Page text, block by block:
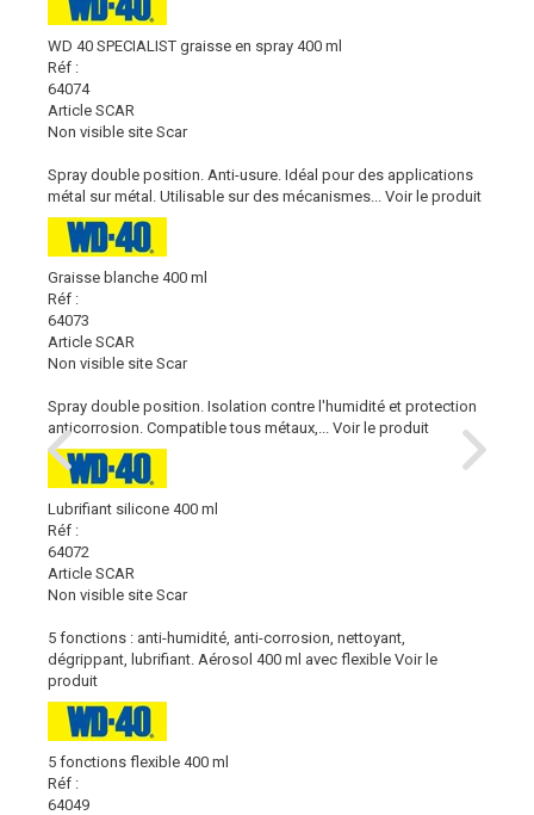
WD 40 SPECIALIST graisse en spray 400 ml
Réf :
64074
Article SCAR
Non visible site Scar
Spray double position. Anti-usure. Idéal pour des applications
métal sur métal. Utilisable sur des mécanismes...
Voir le produit
Graisse blanche 400 ml
Réf :
64073
Article SCAR
Non visible site Scar
Spray double position. Isolation contre l'humidité et protection
anticorrosion. Compatible tous métaux,...
Voir le produit
Lubrifiant silicone 400 ml
Réf :
64072
Article SCAR
Non visible site Scar
5 fonctions : anti-humidité, anti-corrosion, nettoyant,
dégrippant, lubrifiant. Aérosol 400 ml avec flexible Voir le
produit
5 fonctions flexible 400 ml
Réf :
64049